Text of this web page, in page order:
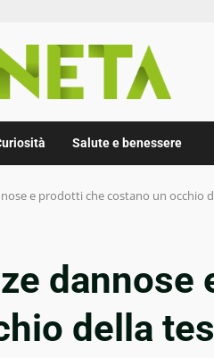
Salute e benessere
e prodotti che costano un occhio
dannose
della